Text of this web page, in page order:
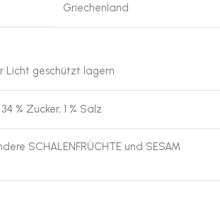
Griechenland
Licht geschützt lagern
% Zucker, 1 % Salz
SCHALENFRÜCHTE und SESAM